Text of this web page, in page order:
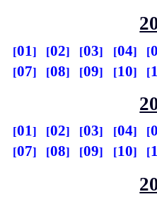
01 02 03 04
07
08 09 10
01 02 03 04
07
08 09 10